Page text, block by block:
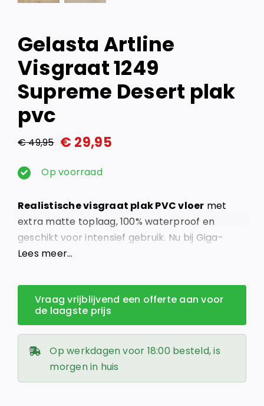
Gelasta Artline
Visgraat 1249
Supreme Desert plak
pvc
€49,95
Oorspronkelijke
prijs
€ 49,95.
€ 29,95
Huidige
prijs
€ 29,95.
Op voorraad
Realistische visgraat plak PVC vloer met
extra matte toplaag, 100% waterproof en
geschikt voor intensief gebruik. Nu bij Giga-
vloeren in Lelystad!
Lees meer…
Vraag vrijblijvend een offerte aan voor
de laagste prijs
Op werkdagen voor 18:00 besteld, is
morgen in huis